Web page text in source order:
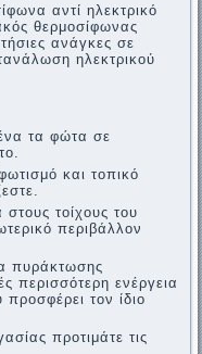
αντί ηλεκτρικό
θερμοσίφωνας
ανάγκες σε
ηλεκτρικού
τα φώτα σε
και τοπικό
τοίχους του
περιβάλλον
πυράκτωσης
περισσότερη ενέργεια
τον ίδιο
προτιμάτε τις